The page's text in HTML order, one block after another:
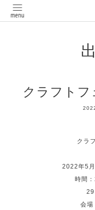
クラフト
クラ
2022年5
時間
会場